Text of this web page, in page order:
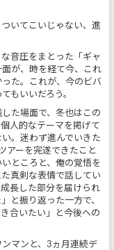
いてこいじゃない、進
音圧をまとった「ギャ
が、時を経て今、これ
た。これが、今のビバ
もいいだろう。
た場面で、冬也はこの
人的なテーマを掲げて
。迷わず進んでいきた
アーを完遂できたこと
ところと、俺の覚悟を
真剣な表情で話してい
長した部分を届けられ
と振り返った一方で、
合いたい」と今後への
マンと、3ヵ月連続デ